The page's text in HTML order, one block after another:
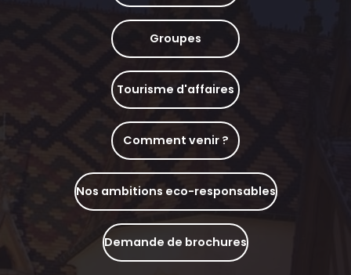
Groupes
Tourisme d'affaires
Comment venir ?
Nos ambitions eco-responsables
Demande de brochures